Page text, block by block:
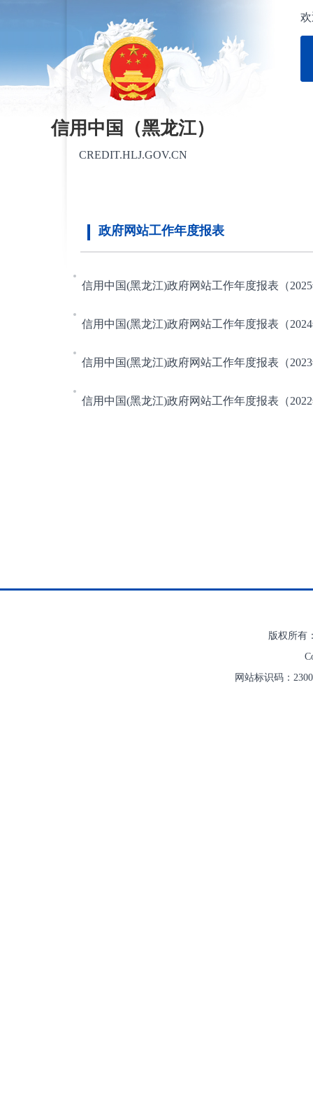
信用中国（黑龙江）
CREDIT.HLJ.GOV.CN
政府网站工作年度报表
信用中国(黑龙江)政府网站工作年度报表（
信用中国(黑龙江)政府网站工作年度报表（
信用中国(黑龙江)政府网站工作年度报表（
信用中国(黑龙江)政府网站工作年度报表（
版权所有
网站标识码：